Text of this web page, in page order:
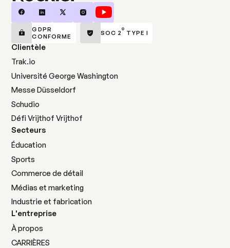
GDPR
CONFORME
SOC 2 ® TYPE I
Clientèle
Trak.io
Université George Washington
Messe Düsseldorf
Schudio
Défi Vrijthof Vrijthof
Secteurs
Éducation
Sports
Commerce de détail
Médias et marketing
Industrie et fabrication
L'entreprise
À propos
CARRIÈRES